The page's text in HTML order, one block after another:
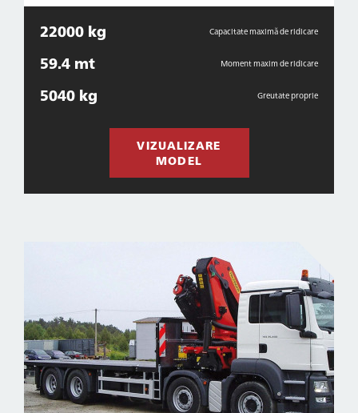
22000 kg Capacitate maximă de ridicare
59.4 mt Moment maxim de ridicare
5040 kg Greutate proprie
VIZUALIZARE
MODEL